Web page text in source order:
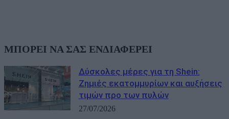
ΜΠΟΡΕΙ ΝΑ ΣΑΣ ΕΝΔΙΑΦΕΡΕΙ
Δύσκολες μέρες για τη Shein:
Ζημιές εκατομμυρίων και αυξήσεις
τιμών προ των πυλών
27/07/2026